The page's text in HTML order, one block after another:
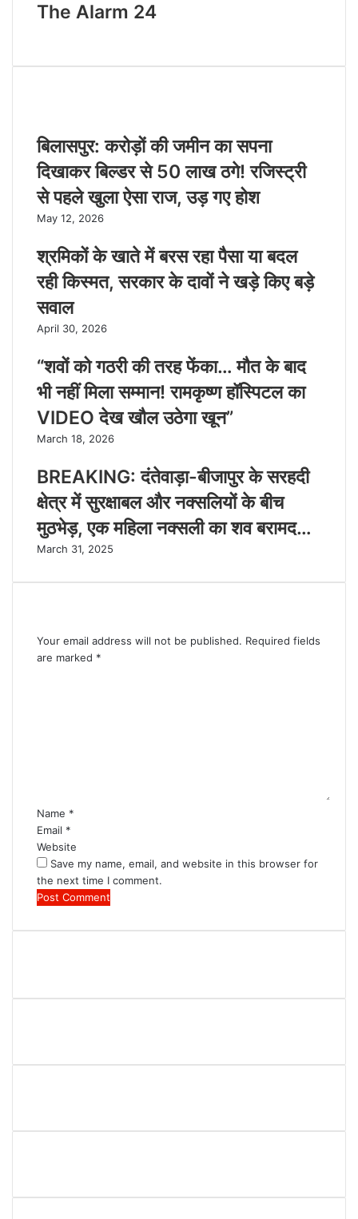
The Alarm 24
बिलासपुर: करोड़ों की जमीन का सपना
दिखाकर बिल्डर से 50 लाख ठगे! रजिस्ट्री
से पहले खुला ऐसा राज, उड़ गए होश
May 12, 2026
श्रमिकों के खाते में बरस रहा पैसा या बदल
रही किस्मत, सरकार के दावों ने खड़े किए बड़े
सवाल
April 30, 2026
“शवों को गठरी की तरह फेंका… मौत के बाद
भी नहीं मिला सम्मान! रामकृष्ण हॉस्पिटल का
VIDEO देख खौल उठेगा खून”
March 18, 2026
BREAKING: दंतेवाड़ा-बीजापुर के सरहदी
क्षेत्र में सुरक्षाबल और नक्सलियों के बीच
मुठभेड़, एक महिला नक्सली का शव बरामद…
March 31, 2025
Your email address will not be published. Required fields
are marked *
Name *
Email *
Website
Save my name, email, and website in this browser for
the next time I comment.